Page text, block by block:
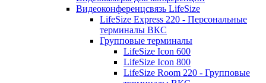
Видеоконференцсвязь LifeSize
LifeSize Express 220 - Персональные
терминалы ВКС
Групповые терминалы
LifeSize Icon 600
LifeSize Icon 800
LifeSize Room 220 - Групповые